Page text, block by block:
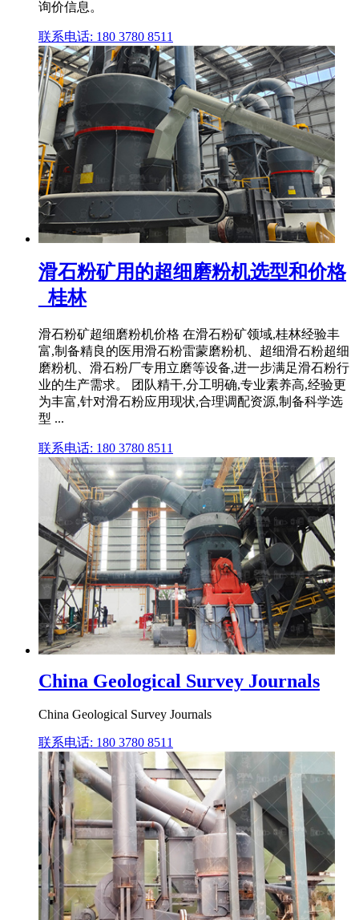
询价信息。
联系电话: 180 3780 8511
滑石粉矿用的超细磨粉机选型和价格
_桂林
滑石粉矿超细磨粉机价格 在滑石粉矿领域,桂林经验丰
富,制备精良的医用滑石粉雷蒙磨粉机、超细滑石粉超细
磨粉机、滑石粉厂专用立磨等设备,进一步满足滑石粉行
业的生产需求。 团队精干,分工明确,专业素养高,经验更
为丰富,针对滑石粉应用现状,合理调配资源,制备科学选
型 ...
联系电话: 180 3780 8511
China Geological Survey Journals
China Geological Survey Journals
联系电话: 180 3780 8511